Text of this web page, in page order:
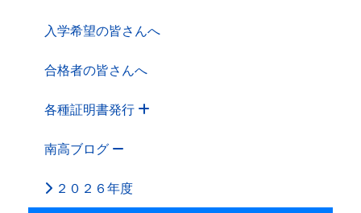
入学希望の皆さんへ
合格者の皆さんへ
各種証明書発行
南高ブログ
２０２６年度